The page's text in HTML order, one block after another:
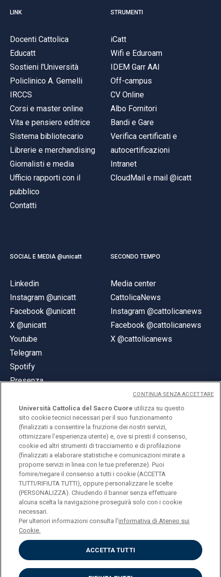
LINK
Docenti Cattolica
Educatt
Sostieni l'Università
Policlinico A. Gemelli
IRCCS
Corsi e master online
Vita e pensiero editrice
Sistema bibliotecario
Librerie e merchandising
Giornalisti e media
Ufficio rapporti con il
pubblico
Contatti
STRUMENTI
iCatt
Wifi e Eduroam
IDEM Garr AAI
Off-campus
CV Online
Albo Fornitori
Bandi e Gare
Verifica certificati e
autocertificazioni
Intranet
CloudMail e mail @icatt
SOCIAL E MEDIA @unicatt
Linkedin
Instagram @unicatt
Facebook @unicatt
X @unicatt
Youtube
Telegram
Spotify
Presenza
SECONDO TEMPO
Media center
CattolicaNews
Instagram @cattolicanews
Facebook @cattolicanews
X @cattolicanews
© Università Cattolica del Sacro Cuore
Largo A. Gemelli 1, 20123 Milano
PI 02133120150
ENGLISH
Privacy
Accessibilità
Università Cattolica del Sacro Cuore utilizza su questo
sito cookie tecnici necessari per il suo funzionamento
(finalizzati a consentire la fruizione dei nostri servizi,
ottimizzare l'esperienza utente) e, ove si presti il consenso,
cookie ed altri strumenti di tracciamento e di profilazione
(finalizzati a elaborare statistiche e comunicazioni mirate a
proporre servizi in linea con le tue preferenze). Puoi
fornire/negare il consenso a tutti i cookie (ACCETTA
TUTTI/RIFIUTA TUTTI), oppure personalizzare le scelte
(PERSONALIZZA). Chiudendo il banner senza effettuare
alcuna scelta la navigazione proseguirà solo con i cookie
necessari.
Per ulteriori informazioni consulta l'informativa di Ateneo sui
Cookie.
ACCETTA TUTTI
CONTINUA SENZA ACCETTARE